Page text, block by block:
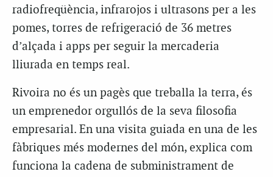
radiofreqüència, infrarojos i ultrasons per a les
pomes, torres de refrigeració de 36 metres
d’alçada i apps per seguir la mercaderia
lliurada en temps real.
Rivoira no és un pagès que treballa la terra, és
un emprenedor orgullós de la seva filosofia
empresarial. En una visita guiada en una de les
fàbriques més modernes del món, explica com
funciona la cadena de subministrament de